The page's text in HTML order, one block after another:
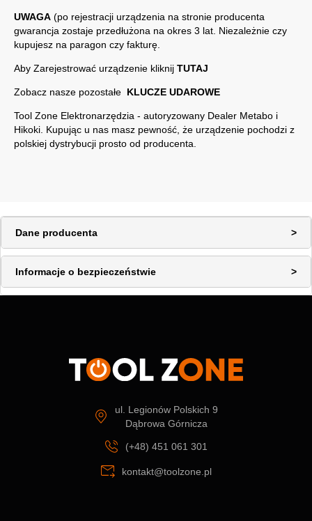
UWAGA (po rejestracji urządzenia na stronie producenta
gwarancja zostaje przedłużona na okres 3 lat. Niezależnie czy
kupujesz na paragon czy fakturę.
Aby Zarejestrować urządzenie kliknij TUTAJ
Zobacz nasze pozostałe KLUCZE UDAROWE
Tool Zone Elektronarzędzia - autoryzowany Dealer Metabo i
Hikoki . Kupując u nas masz pewność, że urządzenie pochodzi z
polskiej dystrybucji prosto od producenta.
Dane producenta
Informacje o bezpieczeństwie
ul. Legionów Polskich 9
Dąbrowa Górnicza
(+48) 451 061 301
kontakt@toolzone.pl